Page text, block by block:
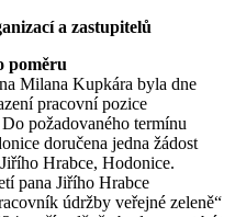
a zastupitelů
poměru
Milana Kupkára byla dne
pracovní pozice
požadovaného termínu
doručena jedna žádost
Hrabce, Hodonice.
pana Jiřího Hrabce
údržby veřejné zeleně“